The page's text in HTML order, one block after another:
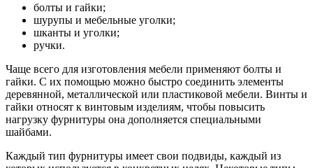
болты и гайки;
шурупы и мебельные уголки;
шканты и уголки;
ручки.
Чаще всего для изготовления мебели применяют болты и
гайки. С их помощью можно быстро соединить элементы
деревянной, металлической или пластиковой мебели. Винты и
гайки относят к винтовым изделиям, чтобы повысить
нагрузку фурнитуры она дополняется специальными
шайбами.
Каждый тип фурнитуры имеет свои подвиды, каждый из